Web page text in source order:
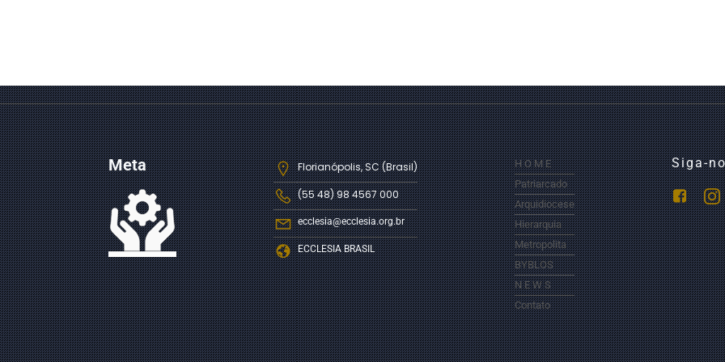
Meta
Florianópolis, SC (Brasil)
(55 48) 98 4567 000
ecclesia@ecclesia.org.br
ECCLESIA BRASIL
H O M E
Patriarcado
Arquidiocese
Hierarquia
Metropolita
BYBLOS
N E W S
Contato
Siga-